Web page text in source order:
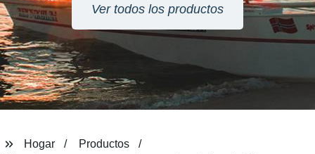
Ver todos los productos
Hogar
Productos